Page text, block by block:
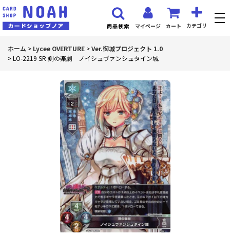
マイページ カート カテゴリ
商品検索
ホーム > Lycee OVERTURE >Ver.御城プロジェクト 1.0
>LO-2219 SR 剣の楽劇 ノイシュヴァンシュタイン城